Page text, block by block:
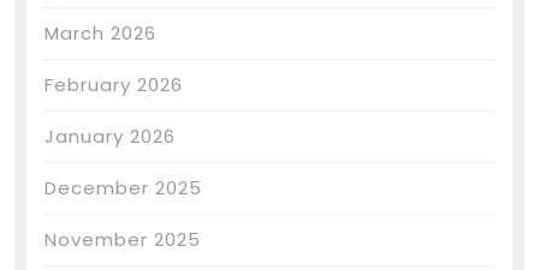
March 2026
February 2026
January 2026
December 2025
November 2025